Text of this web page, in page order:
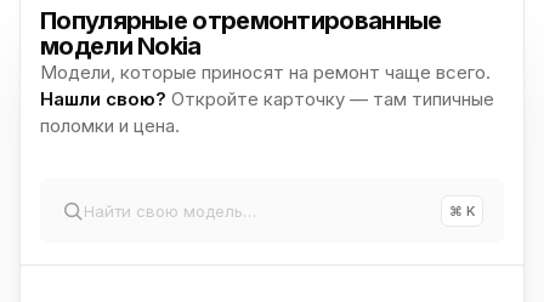
Популярные отремонтированные
модели Nokia
Модели, которые приносят на ремонт чаще всего.
Нашли свою? Откройте карточку — там типичные
поломки и цена.
⌘ K